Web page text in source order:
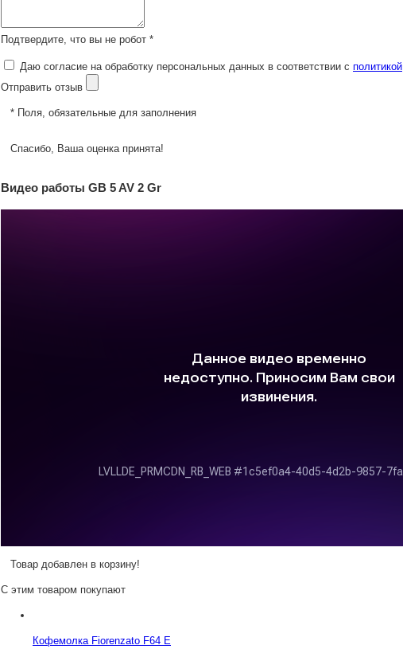
Подтвердите, что вы не робот *
Даю согласие на обработку персональных данных в соответствии с политикой
Отправить отзыв
* Поля, обязательные для заполнения
Спасибо, Ваша оценка принята!
Видео работы GB 5 AV 2 Gr
Товар добавлен в корзину!
С этим товаром покупают
Кофемолка Fiorenzato F64 E